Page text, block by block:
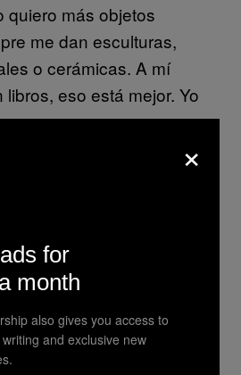
quiero más objetos
me dan esculturas,
o cerámicas. A mí
eso está mejor. Yo
se lo
de la Agrupación
¿Qué sentido tiene
se saca el reloj del
×
for
month
also gives you access to
and exclusive new